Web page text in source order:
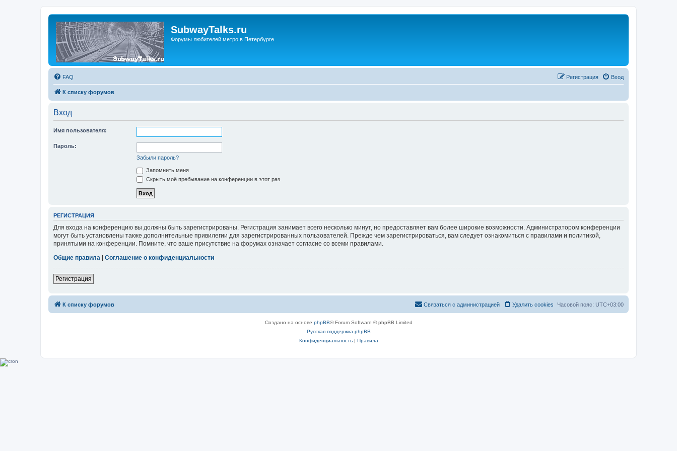
SubwayTalks.ru
Форумы любителей метро в Петербурге
FAQ Вход
Регистрация
К списку форумов
Вход
Имя пользователя:
Пароль:
Забыли пароль?
Запомнить меня
Скрыть моё пребывание на конференции в этот раз
РЕГИСТРАЦИЯ
Для входа на конференцию вы должны быть зарегистрированы. Регистрация занимает всего несколько минут, но предоставляет вам более широкие возможности. Администратором конференции
могут быть установлены также дополнительные привилегии для зарегистрированных пользователей. Прежде чем зарегистрироваться, вам следует ознакомиться с правилами и политикой,
принятыми на конференции. Помните, что ваше присутствие на форумах означает согласие со всеми правилами.
Общие правила | Соглашение о конфиденциальности
Регистрация
К списку форумов Часовой пояс: UTC+03:00
Удалить cookies
Связаться с администрацией
Создано на основе phpBB® Forum Software © phpBB Limited
Русская поддержка phpBB
Конфиденциальность| Правила